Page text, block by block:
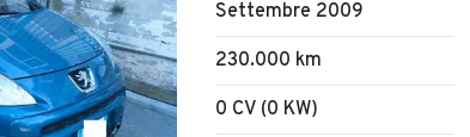
Settembre 2009
230.000 km
0 CV (0 KW)